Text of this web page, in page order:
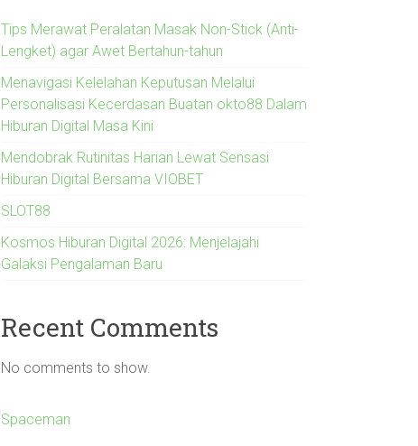
Tips Merawat Peralatan Masak Non-Stick (Anti-
Lengket) agar Awet Bertahun-tahun
Menavigasi Kelelahan Keputusan Melalui
Personalisasi Kecerdasan Buatan okto88 Dalam
Hiburan Digital Masa Kini
Mendobrak Rutinitas Harian Lewat Sensasi
Hiburan Digital Bersama VIOBET
SLOT88
Kosmos Hiburan Digital 2026: Menjelajahi
Galaksi Pengalaman Baru
Recent Comments
No comments to show.
Spaceman